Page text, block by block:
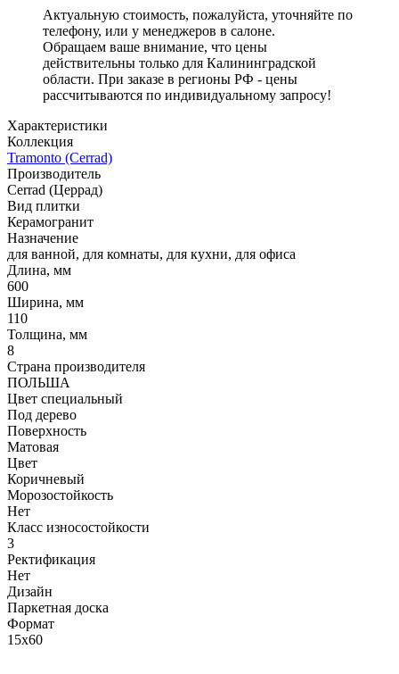
Актуальную стоимость, пожалуйста, уточняйте по
телефону, или у менеджеров в салоне.
Обращаем ваше внимание, что цены
действительны только для Калининградской
области. При заказе в регионы РФ - цены
рассчитываются по индивидуальному запросу!
Характеристики
Коллекция
Tramonto (Cerrad)
Производитель
Cerrad (Церрад)
Вид плитки
Керамогранит
Назначение
для ванной, для комнаты, для кухни, для офиса
Длина, мм
600
Ширина, мм
110
Толщина, мм
8
Страна производителя
ПОЛЬША
Цвет специальный
Под дерево
Поверхность
Матовая
Цвет
Коричневый
Морозостойкость
Нет
Класс износостойкости
3
Ректификация
Нет
Дизайн
Паркетная доска
Формат
15x60